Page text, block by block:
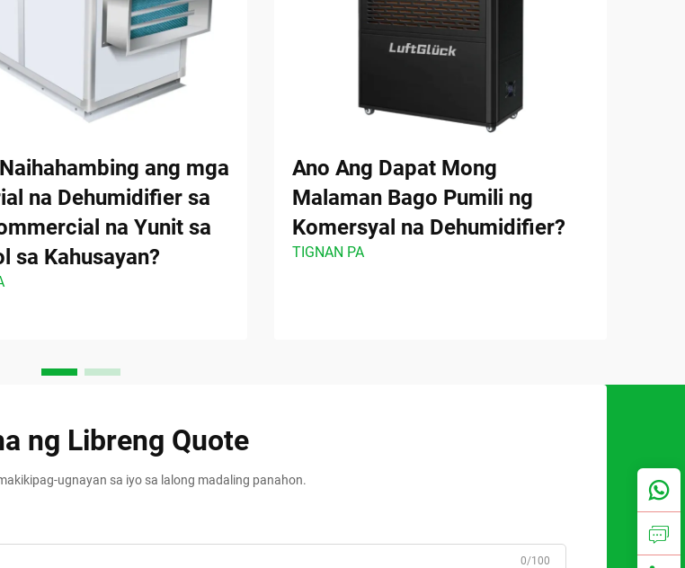
ang mga
na Dehumidifier sa
na Yunit sa
sa Kahusayan?
Ano Ang Dapat Mong
Malaman Bago Pumili ng
Komersyal na Dehumidifier?
TIGNAN PA
ng Libreng Quote
ugnayan sa iyo sa lalong madaling panahon.
0/100